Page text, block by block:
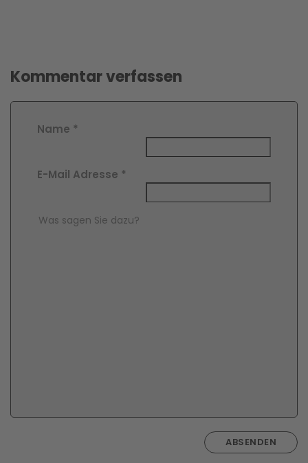
Kommentar verfassen
Name *
E-Mail Adresse *
Comment Text*
ABSENDEN